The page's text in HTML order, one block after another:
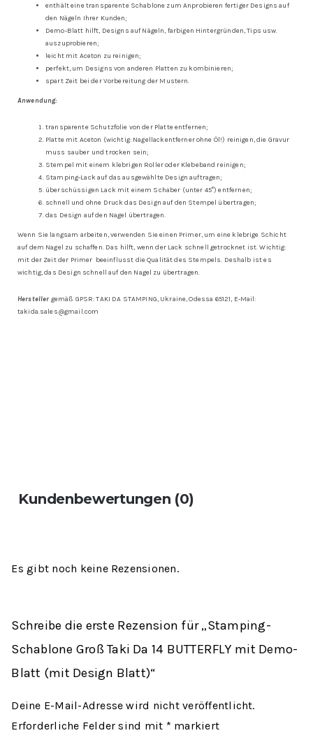
enthält eine transparente Schablone zum Anprobieren fertiger Designs auf
den Nägeln Ihrer Kunden;
Demo-Blatt hilft, Designs auf Nägeln, farbigen Hintergründen, Tips usw.
auszuprobieren;
leicht mit Aceton zu reinigen;
perfekt, um Designs von anderen Platten zu kombinieren;
spart Zeit bei der Vorbereitung der Mustern.
Anwendung:
transparente Schutzfolie von der Platte entfernen;
Platte mit Aceton (wichtig: Nagellackentferner ohne Öl!) reinigen, die Gravur
muss sauber und trocken sein;
Stempel mit einem klebrigen Roller oder Klebeband reinigen;
Stamping-Lack auf das ausgewählte Design auftragen;
überschüssigen Lack mit einem Schaber (unter 45°) entfernen;
schnell und ohne Druck das Design auf den Stempel übertragen;
das Design auf den Nagel übertragen.
Wenn Sie langsam arbeiten, verwenden Sie einen Primer, um eine klebrige Schicht
auf dem Nagel zu schaffen. Das hilft, wenn der Lack schnell getrocknet ist. Wichtig:
mit der Zeit der Primer beeinflusst die Qualität des Stempels. Deshalb ist es
wichtig, das Design schnell auf den Nagel zu übertragen.
Hersteller gemäß GPSR: TAKI DA STAMPING, Ukraine, Odessa 65121, E-Mail:
takida.sales@gmail.com
Kundenbewertungen (0)
Es gibt noch keine Rezensionen.
Schreibe die erste Rezension für „Stamping-
Schablone Groß Taki Da 14 BUTTERFLY mit Demo-
Blatt (mit Design Blatt)“
Deine E-Mail-Adresse wird nicht veröffentlicht.
Erforderliche Felder sind mit * markiert